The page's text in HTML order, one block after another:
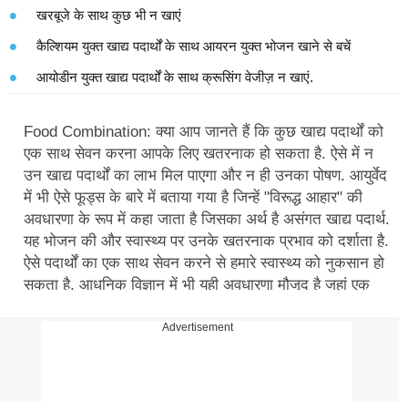
खरबूजे के साथ कुछ भी न खाएं
कैल्शियम युक्त खाद्य पदार्थों के साथ आयरन युक्त भोजन खाने से बचें
आयोडीन युक्त खाद्य पदार्थों के साथ क्रूसिंग वेजीज़ न खाएं.
Food Combination: क्या आप जानते हैं कि कुछ खाद्य पदार्थों को
एक साथ सेवन करना आपके लिए खतरनाक हो सकता है. ऐसे में न
उन खाद्य पदार्थों का लाभ मिल पाएगा और न ही उनका पोषण. आयुर्वेद
में भी ऐसे फूड्स के बारे में बताया गया है जिन्हें "विरूद्ध आहार" की
अवधारणा के रूप में कहा जाता है जिसका अर्थ है असंगत खाद्य पदार्थ.
यह भोजन की और स्वास्थ्य पर उनके खतरनाक प्रभाव को दर्शाता है.
ऐसे पदार्थों का एक साथ सेवन करने से हमारे स्वास्थ्य को नुकसान हो
सकता है. आधुनिक विज्ञान में भी यही अवधारणा मौजूद है जहां एक
से पोषक तत्वों के अवशोषण को अवरुद्ध कर सकते हैं. इस अवधारणा
Advertisement